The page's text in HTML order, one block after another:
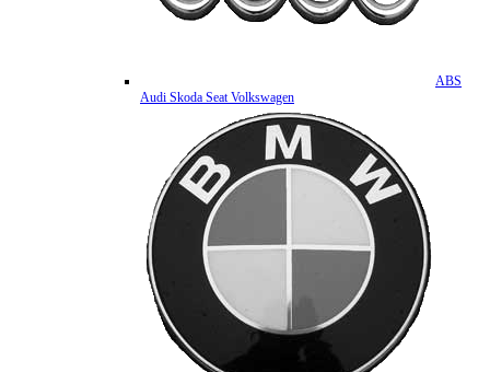
ABS
Audi Skoda Seat Volkswagen